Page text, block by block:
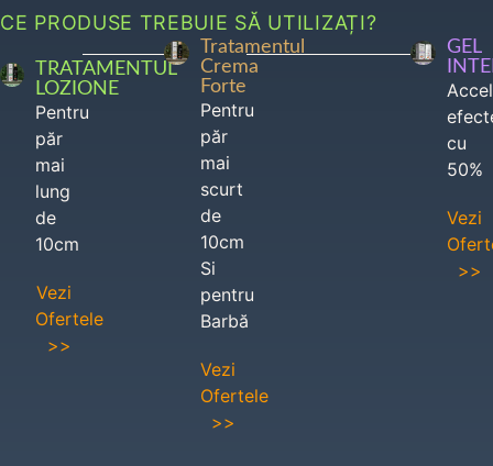
CE PRODUSE TREBUIE SĂ UTILIZAȚI?
TRATAMENTUL
LOZIONE
Pentru
păr
mai
lung
de
10cm
Vezi
Ofertele
>>
Tratamentul
Crema
Forte
Pentru
păr
mai
scurt
de
10cm
Si
pentru
Barbă
Vezi
Ofertele
>>
GEL
cu
50%
Vezi
>>